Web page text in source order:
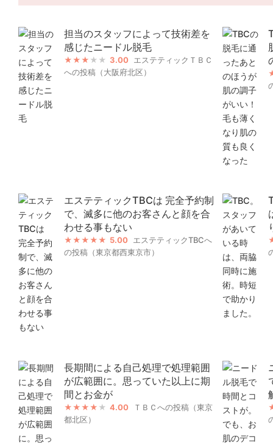
担当のスタッフによって技術差を
感じたニードル脱毛
3.00
エステティックＴＢＣ
への投稿（大阪府北区）
エステティックTBCは 完全予約制
で、滅多に他のお客さんと顔を合
わせる事もない
5.00 エステティックTBCへ
の投稿（東京都西東京市）
長期間による自己処理で処理範囲
が広範囲に。思っていた以上に期
間とお金が
4.00
ＴＢＣへの投稿（東京
都北区）